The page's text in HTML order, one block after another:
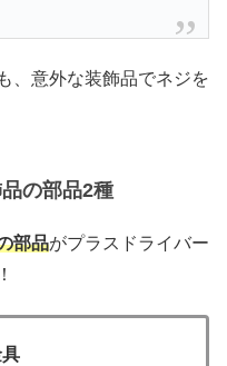
、意外な装飾品でネジを
の部品2種
部品がプラスドライバー